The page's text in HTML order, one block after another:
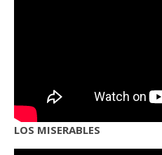
LOS MISERABLES